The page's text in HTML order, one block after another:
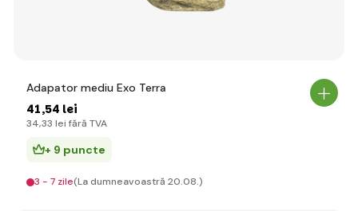
Adapator mediu Exo Terra
41,54 lei
34,33 lei fără TVA
+ 9 puncte
3 - 7 zile(La dumneavoastră 20.08.)